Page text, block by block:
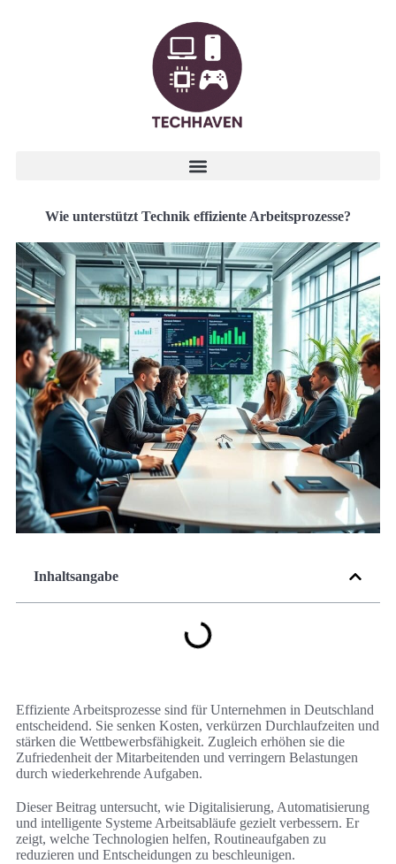
Wie unterstützt Technik effiziente Arbeitsprozesse?
Inhaltsangabe
Effiziente Arbeitsprozesse sind für Unternehmen in Deutschland
entscheidend. Sie senken Kosten, verkürzen Durchlaufzeiten und
stärken die Wettbewerbsfähigkeit. Zugleich erhöhen sie die
Zufriedenheit der Mitarbeitenden und verringern Belastungen
durch wiederkehrende Aufgaben.
Dieser Beitrag untersucht, wie Digitalisierung, Automatisierung
und intelligente Systeme Arbeitsabläufe gezielt verbessern. Er
zeigt, welche Technologien helfen, Routineaufgaben zu
reduzieren und Entscheidungen zu beschleunigen.